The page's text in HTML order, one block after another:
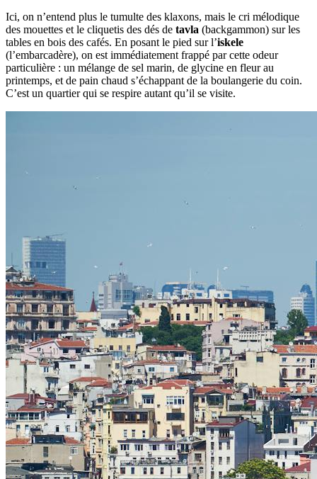
Ici, on n’entend plus le tumulte des klaxons, mais le cri mélodique
des mouettes et le cliquetis des dés de tavla (backgammon) sur les
tables en bois des cafés. En posant le pied sur l’iskele
(l’embarcadère), on est immédiatement frappé par cette odeur
particulière : un mélange de sel marin, de glycine en fleur au
printemps, et de pain chaud s’échappant de la boulangerie du coin.
C’est un quartier qui se respire autant qu’il se visite.